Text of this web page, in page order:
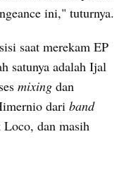
ini," tuturnya.
saat merekam EP
satunya adalah Ijal
mixing
dari band
dan masih